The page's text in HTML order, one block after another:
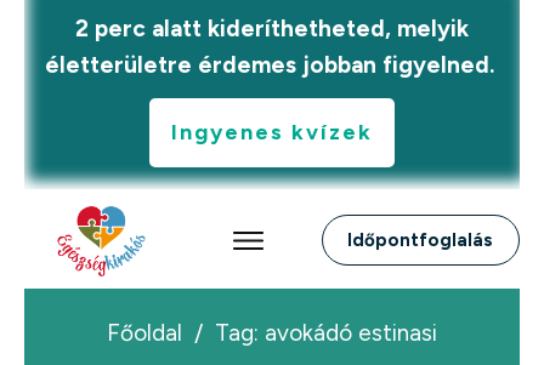
2 perc alatt kideríthetheted, melyik
életterületre érdemes jobban figyelned.
Ingyenes kvízek
Időpontfoglalás
Főoldal / Tag: avokádó estinasi